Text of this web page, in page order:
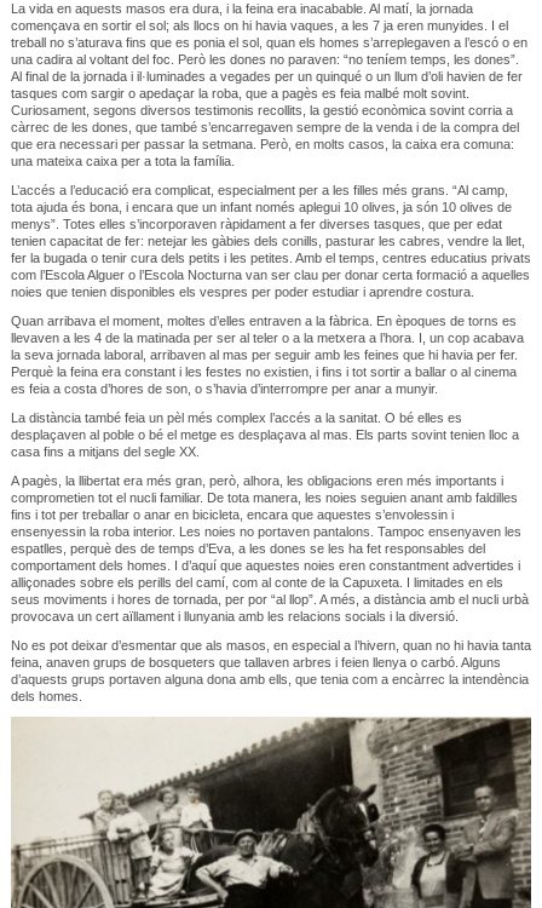
La vida en aquests masos era dura, i la feina era inacabable. Al matí, la jornada
començava en sortir el sol; als llocs on hi havia vaques, a les 7 ja eren munyides. I el
treball no s’aturava fins que es ponia el sol, quan els homes s’arreplegaven a l’escó o en
una cadira al voltant del foc. Però les dones no paraven: “no teníem temps, les dones”.
Al final de la jornada i il·luminades a vegades per un quinqué o un llum d’oli havien de fer
tasques com sargir o apedaçar la roba, que a pagès es feia malbé molt sovint.
Curiosament, segons diversos testimonis recollits, la gestió econòmica sovint corria a
càrrec de les dones, que també s’encarregaven sempre de la venda i de la compra del
que era necessari per passar la setmana. Però, en molts casos, la caixa era comuna:
una mateixa caixa per a tota la família.
L’accés a l’educació era complicat, especialment per a les filles més grans. “Al camp,
tota ajuda és bona, i encara que un infant només aplegui 10 olives, ja són 10 olives de
menys”. Totes elles s’incorporaven ràpidament a fer diverses tasques, que per edat
tenien capacitat de fer: netejar les gàbies dels conills, pasturar les cabres, vendre la llet,
fer la bugada o tenir cura dels petits i les petites. Amb el temps, centres educatius privats
com l’Escola Alguer o l’Escola Nocturna van ser clau per donar certa formació a aquelles
noies que tenien disponibles els vespres per poder estudiar i aprendre costura.
Quan arribava el moment, moltes d’elles entraven a la fàbrica. En èpoques de torns es
llevaven a les 4 de la matinada per ser al teler o a la metxera a l’hora. I, un cop acabava
la seva jornada laboral, arribaven al mas per seguir amb les feines que hi havia per fer.
Perquè la feina era constant i les festes no existien, i fins i tot sortir a ballar o al cinema
es feia a costa d’hores de son, o s’havia d’interrompre per anar a munyir.
La distància també feia un pèl més complex l’accés a la sanitat. O bé elles es
desplaçaven al poble o bé el metge es desplaçava al mas. Els parts sovint tenien lloc a
casa fins a mitjans del segle XX.
A pagès, la llibertat era més gran, però, alhora, les obligacions eren més importants i
comprometien tot el nucli familiar. De tota manera, les noies seguien anant amb faldilles
fins i tot per treballar o anar en bicicleta, encara que aquestes s’envolessin i
ensenyessin la roba interior. Les noies no portaven pantalons. Tampoc ensenyaven les
espatlles, perquè des de temps d’Eva, a les dones se les ha fet responsables del
comportament dels homes. I d’aquí que aquestes noies eren constantment advertides i
alliçonades sobre els perills del camí, com al conte de la Capuxeta. I limitades en els
seus moviments i hores de tornada, per por “al llop”. A més, a distància amb el nucli urbà
provocava un cert aïllament i llunyania amb les relacions socials i la diversió.
No es pot deixar d’esmentar que als masos, en especial a l’hivern, quan no hi havia tanta
feina, anaven grups de bosqueters que tallaven arbres i feien llenya o carbó. Alguns
d’aquests grups portaven alguna dona amb ells, que tenia com a encàrrec la intendència
dels homes.